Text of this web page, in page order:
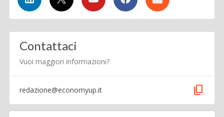
Contattaci
Vuoi maggiori informazioni?
redazione@economyup.it content_copy